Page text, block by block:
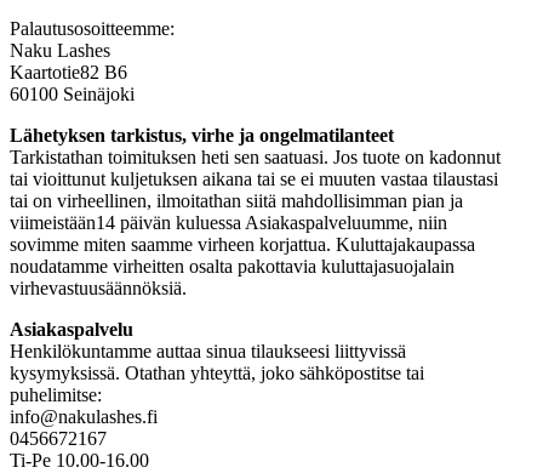
Palautusosoitteemme:
Naku Lashes
Kaartotie82 B6
60100 Seinäjoki
Lähetyksen tarkistus, virhe ja ongelmatilanteet
Tarkistathan toimituksen heti sen saatuasi. Jos tuote on kadonnut
tai vioittunut kuljetuksen aikana tai se ei muuten vastaa tilaustasi
tai on virheellinen, ilmoitathan siitä mahdollisimman pian ja
viimeistään14 päivän kuluessa Asiakaspalveluumme, niin
sovimme miten saamme virheen korjattua. Kuluttajakaupassa
noudatamme virheitten osalta pakottavia kuluttajasuojalain
virhevastuusäännöksiä.
Asiakaspalvelu
Henkilökuntamme auttaa sinua tilaukseesi liittyvissä
kysymyksissä. Otathan yhteyttä, joko sähköpostitse tai
puhelimitse:
info@nakulashes.fi
0456672167
Ti-Pe 10.00-16.00